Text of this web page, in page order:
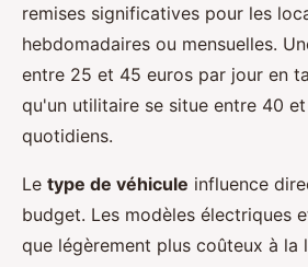
remises significatives pour les
hebdomadaires ou mensuelles.
entre 25 et 45 euros par jour en
qu'un utilitaire se situe entre 40
quotidiens.
Le type de véhicule influence
budget. Les modèles électriques
que légèrement plus coûteux à la